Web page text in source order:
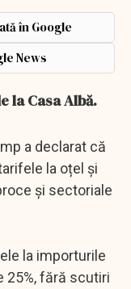
în Google
News
la Casa Albă.
a declarat că
la oțel și
și sectoriale
la importurile
25%, fără scutiri